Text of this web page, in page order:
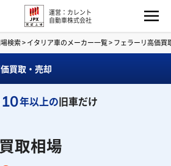
運営：カレント
自動車株式会社
検索>イタリア車のメーカー一覧>フェラーリ高価買
買取・売却
10年以上の旧車だけ
取相場